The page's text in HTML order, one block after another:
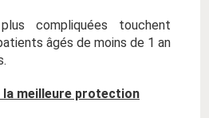
compliquées touchent
âgés de moins de 1 an
meilleure protection